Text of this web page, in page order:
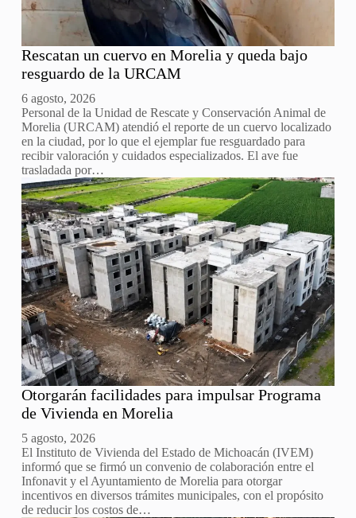
Rescatan un cuervo en Morelia y queda bajo
resguardo de la URCAM
6 agosto, 2026
Personal de la Unidad de Rescate y Conservación Animal de
Morelia (URCAM) atendió el reporte de un cuervo localizado
en la ciudad, por lo que el ejemplar fue resguardado para
recibir valoración y cuidados especializados. El ave fue
trasladada por…
Otorgarán facilidades para impulsar Programa
de Vivienda en Morelia
5 agosto, 2026
El Instituto de Vivienda del Estado de Michoacán (IVEM)
informó que se firmó un convenio de colaboración entre el
Infonavit y el Ayuntamiento de Morelia para otorgar
incentivos en diversos trámites municipales, con el propósito
de reducir los costos de…